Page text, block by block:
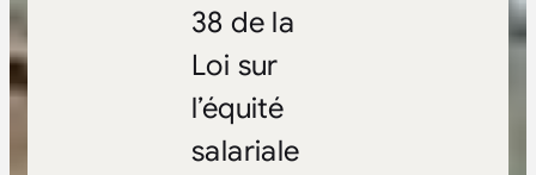
38 de la
Loi sur
l’équité
salariale